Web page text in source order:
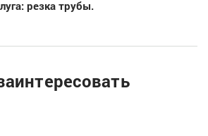
резка трубы.